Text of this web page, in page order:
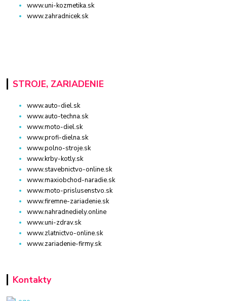
www.uni-kozmetika.sk
www.zahradnicek.sk
STROJE, ZARIADENIE
www.auto-diel.sk
www.auto-techna.sk
www.moto-diel.sk
www.profi-dielna.sk
www.polno-stroje.sk
www.krby-kotly.sk
www.stavebnictvo-online.sk
www.maxiobchod-naradie.sk
www.moto-prislusenstvo.sk
www.firemne-zariadenie.sk
www.nahradnediely.online
www.uni-zdrav.sk
www.zlatnictvo-online.sk
www.zariadenie-firmy.sk
Kontakty